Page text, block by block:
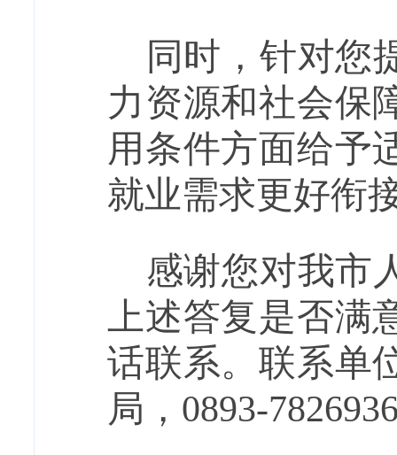
同时，针对您
力资源和社会保
用条件方面给予
就业需求更好衔
感谢您对我市
上述答复是否
话联系。联系单
局， 0893-